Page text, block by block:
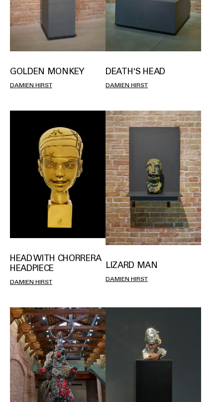
GOLDEN MONKEY
DAMIEN HIRST
DEATH'S HEAD
DAMIEN HIRST
HEAD WITH CHORRERA
HEADPIECE
DAMIEN HIRST
LIZARD MAN
DAMIEN HIRST